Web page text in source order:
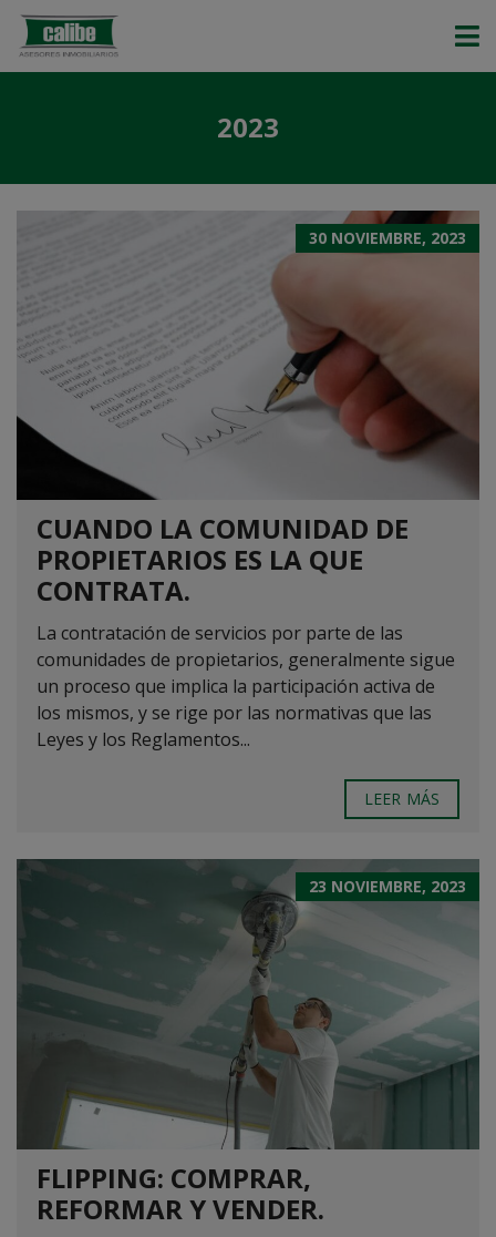
2023
30 NOVIEMBRE, 2023
CUANDO LA COMUNIDAD DE
PROPIETARIOS ES LA QUE
CONTRATA.
La contratación de servicios por parte de las
comunidades de propietarios, generalmente sigue
un proceso que implica la participación activa de
los mismos, y se rige por las normativas que las
Leyes y los Reglamentos...
LEER MÁS
23 NOVIEMBRE, 2023
FLIPPING: COMPRAR,
REFORMAR Y VENDER.